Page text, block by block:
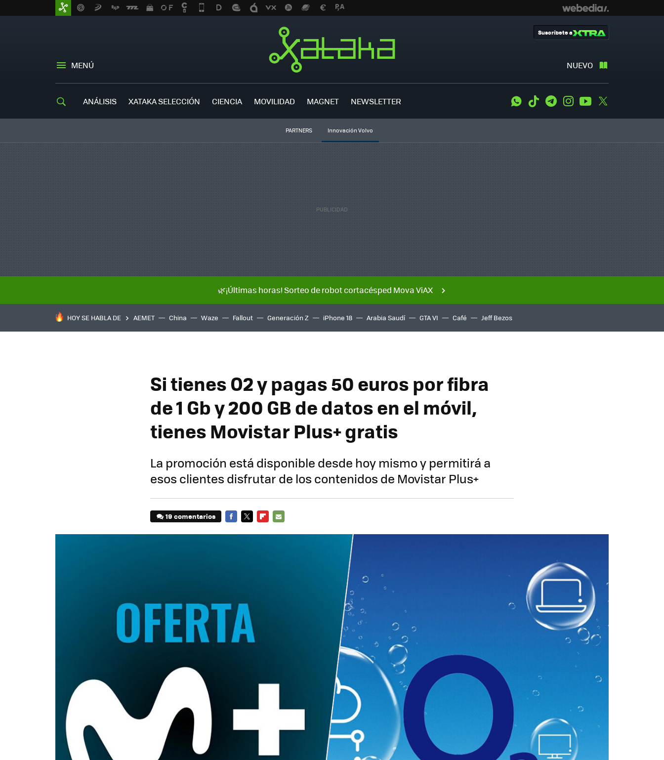
MENÚ NUEVO
Suscríbete a
ANÁLISIS XATAKA SELECCIÓN CIENCIA MOVILIDAD MAGNET NEWSLETTER WhatsApp
Tiktok TelegramInstagramYoutube
PARTNERS Innovación Volvo
🌿¡Últimas horas! Sorteo de robot cortacésped Mova ViAX
HOY SE HABLA DE AEMET China Waze Fallout Generación Z iPhone 18 Arabia Saudí GTA VI Café Jeff Bezos
Si tienes O2 y pagas 50 euros por fibra
de 1 Gb y 200 GB de datos en el móvil,
tienes Movistar Plus+ gratis
La promoción está disponible desde hoy mismo y permitirá a
esos clientes disfrutar de los contenidos de Movistar Plus+
19 comentarios